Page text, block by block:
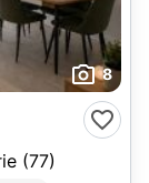
8
(77)